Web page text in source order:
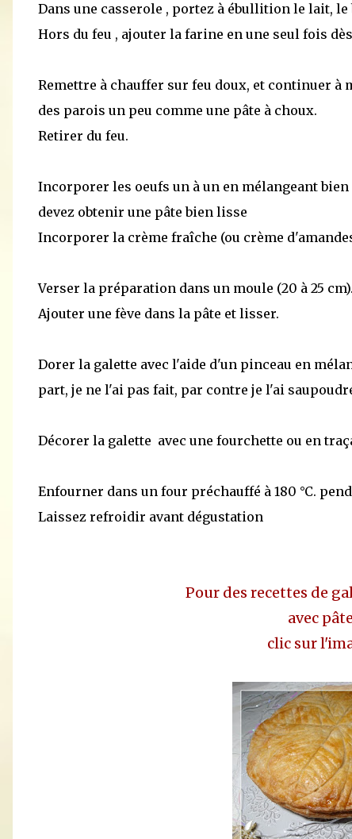
Dans une casserole , portez à ébullition le lait, le
Hors du feu , ajouter la farine en une seul fois
Remettre à chauffer sur feu doux, et continuer à
des parois un peu comme une pâte à choux.
Retirer du feu.
Incorporer les oeufs un à un en mélangeant
devez obtenir une pâte bien lisse
Incorporer la crème fraîche (ou crème
Verser la préparation dans un moule (20 à 25
Ajouter une fève dans la pâte et lisser.
Dorer la galette avec l'aide d'un pinceau en
part, je ne l'ai pas fait, par contre je l'ai
Décorer la galette avec une fourchette ou en
Enfourner dans un four préchauffé à 180 °C.
Laissez refroidir avant dégustation
Pour des recettes de
avec
clic sur